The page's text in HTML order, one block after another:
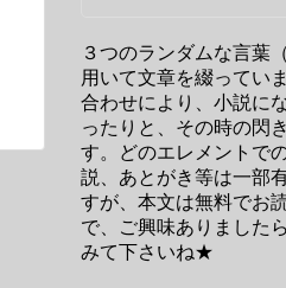
３つのランダムな言葉
用いて文章を綴ってい
合わせにより、小説に
ったりと、その時の閃
す。どのエレメントで
説、あとがき等は一部
すが、本文は無料でお
で、ご興味ありました
みて下さいね★